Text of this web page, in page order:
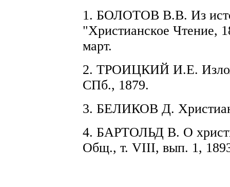
1. БОЛОТОВ В.В. Из
"Христиан­ское Чтение,
март.
2. ТРОИЦКИЙ И.Е.
СПб., 1879.
3. БЕЛИКОВ Д.
4. БАРТОЛЬД В. О
Общ., т. VIII, вып. 1,